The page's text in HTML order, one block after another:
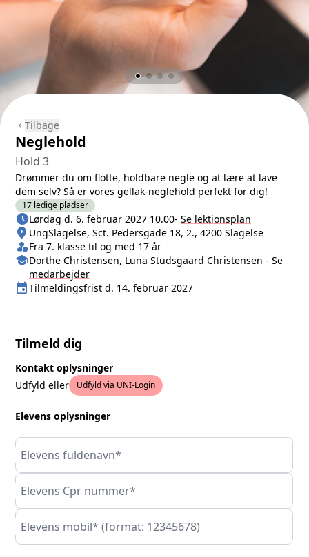
chevron_left Tilbage
Neglehold
Hold 3
Drømmer du om flotte, holdbare negle og at lære at lave
dem selv? Så er vores gellak-neglehold perfekt for dig!
17 ledige pladser
Næste lektion
scheduleLørdag d. 6. februar 2027 10.00- Se lektionsplan
Sted/Adresse
location_on UngSlagelse, Sct. Pedersgade 18, 2., 4200 Slagelse
Klasse/Aldersbegrænsning
person_shieldFra 7. klasse til og med 17 år
Medarbejder
schoolDorthe Christensen, Luna Studsgaard Christensen - Se
medarbejder
Tilmeldingsfrist
eventTilmeldingsfrist d. 14. februar 2027
Tilmeld dig
Kontakt oplysninger
Udfyld eller
Udfyld via UNI-Login
Elevens oplysninger
Elevens fuldenavn*
Elevens Cpr nummer*
Elevens mobil* (format: 12345678)